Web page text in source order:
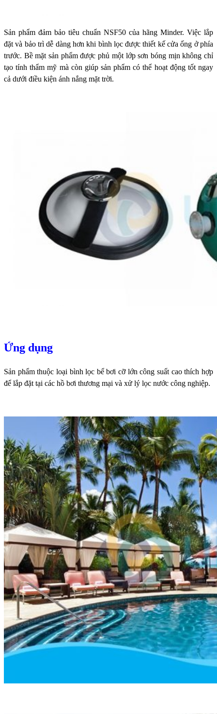
Sản phẩm đảm bảo tiêu chuẩn NSF50 của hãng Minder. Việc lắp
đặt và bảo trì dễ dàng hơn khi bình lọc được thiết kế cửa ống ở phía
trước. Bề mặt sản phẩm được phủ một lớp sơn bóng mịn không chỉ
tạo tính thẩm mỹ mà còn giúp sản phẩm có thể hoạt động tốt ngay
cả dưới điều kiện ánh nắng mặt trời.
Ứng dụng
Sản phẩm thuộc loại bình lọc bể bơi cỡ lớn công suất cao thích hợp
để lắp đặt tại các hồ bơi thương mại và xử lý lọc nước công nghiệp.